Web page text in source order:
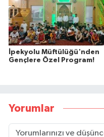
İpekyolu Müftülüğü'nden
Gençlere Özel Program!
Yorumlar